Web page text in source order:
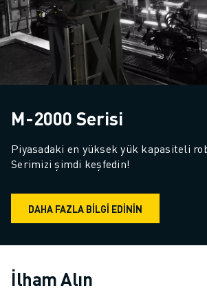
M-2000 Serisi
Piyasadaki en yüksek yük kapasiteli
Serimizi şimdi keşfedin!
DAHA FAZLA BILGI EDININ
İlham Alın